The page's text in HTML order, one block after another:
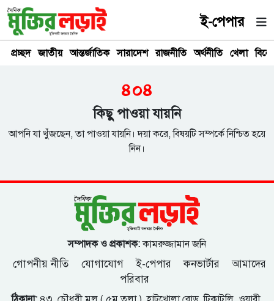
ই-পেপার
প্রচ্ছদ জাতীয় আন্তর্জাতিক সারাদেশ রাজনীতি অর্থনীতি খেলা
৪০৪
কিছু পাওয়া যায়নি
আপনি যা খুঁজছেন, তা পাওয়া যায়নি। দয়া করে, বিষয়টি সম্পর্কে নিশ্চিত হয়ে
নিন।
সম্পাদক ও প্রকাশক:কামরুজ্জামান জনি
গোপনীয় নীতি যোগাযোগ ই-পেপার কনভার্টার
আমাদের
পরিবার